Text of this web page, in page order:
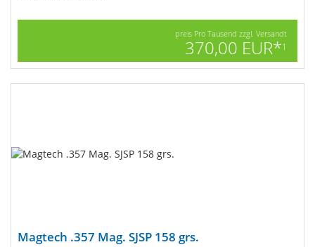
preis Pro Tausend zzgl. Versandt
370,00 EUR*1
Magtech .357 Mag. SJSP 158 grs.